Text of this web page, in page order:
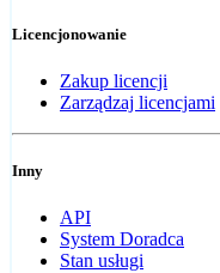
Licencjonowanie
Zakup licencji
Zarządzaj licencjami
Inny
API
System Doradca
Stan usługi